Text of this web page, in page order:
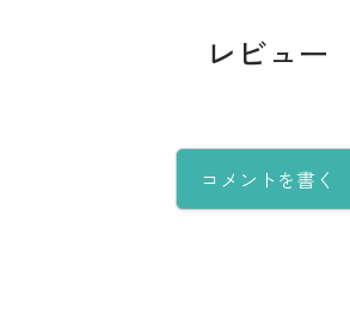
レビュー
コメントを書く